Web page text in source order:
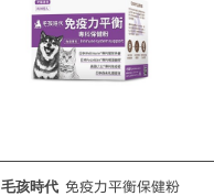
毛孩時代 免疫力平衡保健粉